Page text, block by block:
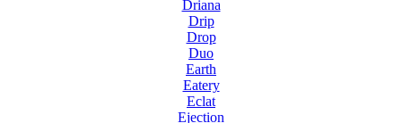
Driana
Drip
Drop
Duo
Earth
Eatery
Eclat
Ejection